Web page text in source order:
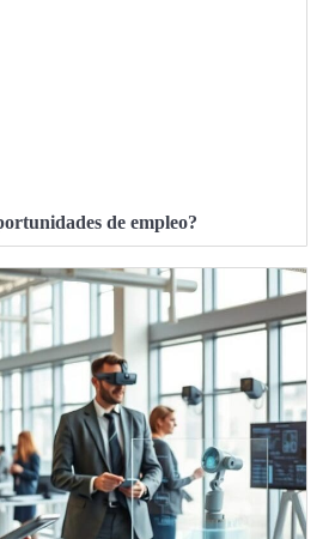
de empleo?